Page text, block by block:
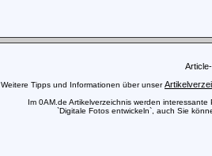
Weitere Tipps und Informationen über unser
Im 0AM.de Artikelverzeichnis werden
`Digitale Fotos entwickeln`, auch Sie